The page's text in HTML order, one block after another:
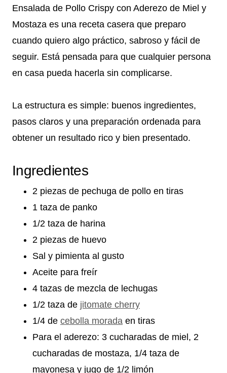
Ensalada de Pollo Crispy con Aderezo de Miel y
Mostaza es una receta casera que preparo
cuando quiero algo práctico, sabroso y fácil de
seguir. Está pensada para que cualquier persona
en casa pueda hacerla sin complicarse.
La estructura es simple: buenos ingredientes,
pasos claros y una preparación ordenada para
obtener un resultado rico y bien presentado.
Ingredientes
2 piezas de pechuga de pollo en tiras
1 taza de panko
1/2 taza de harina
2 piezas de huevo
Sal y pimienta al gusto
Aceite para freír
4 tazas de mezcla de lechugas
1/2 taza de jitomate cherry
1/4 de cebolla morada en tiras
Para el aderezo: 3 cucharadas de miel, 2
cucharadas de mostaza, 1/4 taza de
mayonesa y jugo de 1/2 limón